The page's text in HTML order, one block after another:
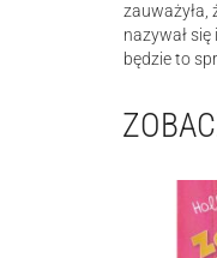
zauważyła,
nazywał
będzie to